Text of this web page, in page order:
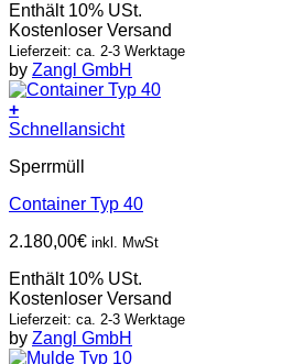
Enthält 10% USt.
Kostenloser Versand
Lieferzeit: ca. 2-3 Werktage
by Zangl GmbH
+
Schnellansicht
Sperrmüll
Container Typ 40
2.180,00€ inkl. MwSt
Enthält 10% USt.
Kostenloser Versand
Lieferzeit: ca. 2-3 Werktage
by Zangl GmbH